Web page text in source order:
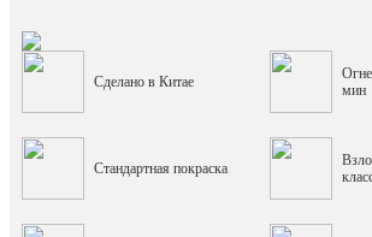
Сделано в Китае
мин
Стандартная покраска